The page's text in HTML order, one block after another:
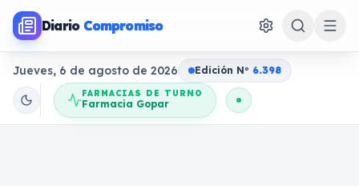
Diario Compromiso
Jueves, 6 de agosto de 2026 Edición No 6.398
FARMACIAS DE TURNO
Farmacia Gopar